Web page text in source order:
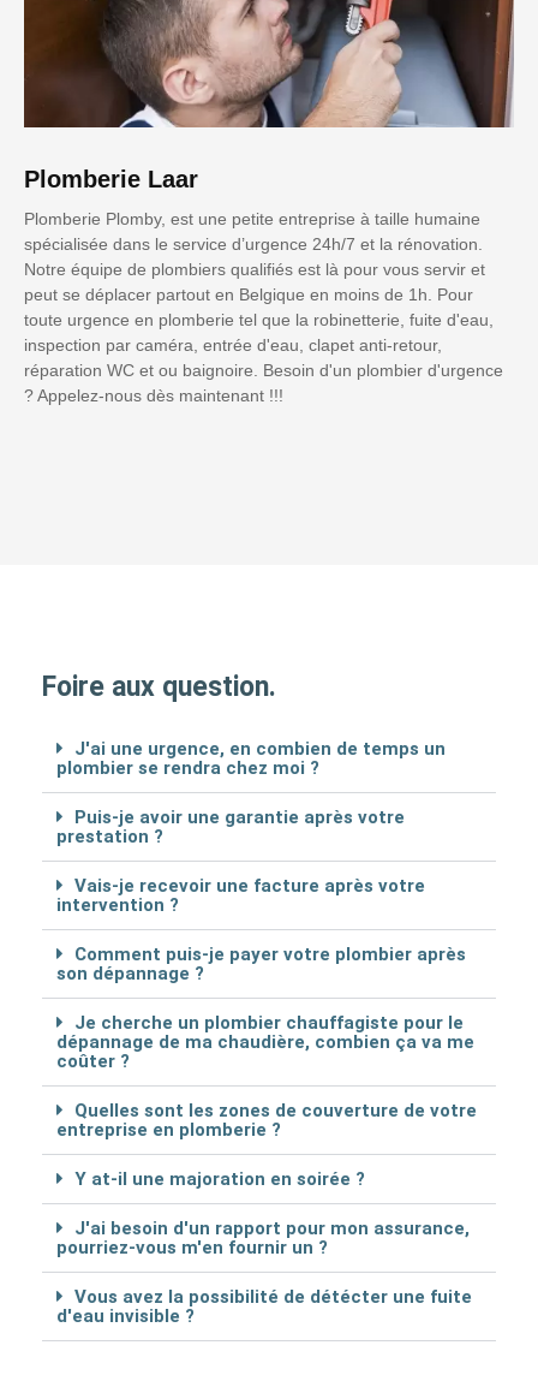
Plomberie Laar
Plomberie Plomby, est une petite entreprise à taille humaine
spécialisée dans le service d’urgence 24h/7 et la rénovation.
Notre équipe de plombiers qualifiés est là pour vous servir et
peut se déplacer partout en Belgique en moins de 1h. Pour
toute urgence en plomberie tel que la robinetterie, fuite d'eau,
inspection par caméra, entrée d'eau, clapet anti-retour,
réparation WC et ou baignoire. Besoin d'un plombier d'urgence
? Appelez-nous dès maintenant !!!
Foire aux question.
J'ai une urgence, en combien de temps un
plombier se rendra chez moi ?
Puis-je avoir une garantie après votre
prestation ?
Vais-je recevoir une facture après votre
intervention ?
Comment puis-je payer votre plombier après
son dépannage ?
Je cherche un plombier chauffagiste pour le
dépannage de ma chaudière, combien ça va me
coûter ?
Quelles sont les zones de couverture de votre
entreprise en plomberie ?
Y at-il une majoration en soirée ?
J'ai besoin d'un rapport pour mon assurance,
pourriez-vous m'en fournir un ?
Vous avez la possibilité de détécter une fuite
d'eau invisible ?